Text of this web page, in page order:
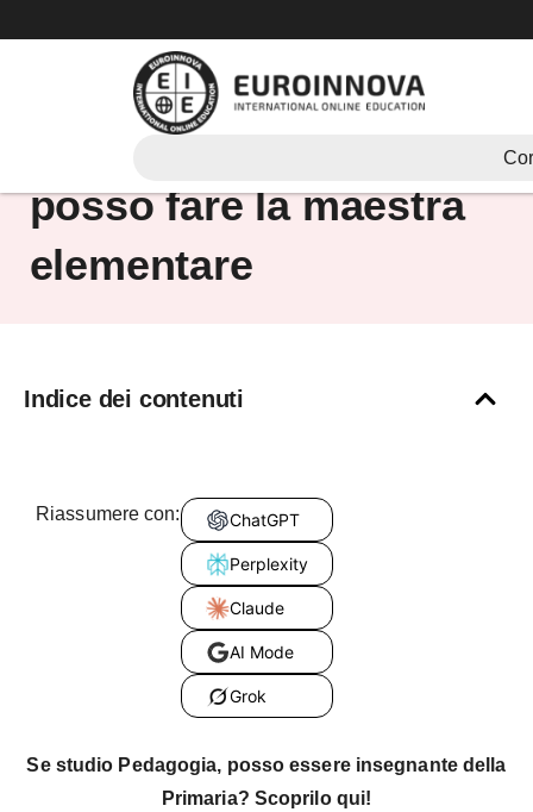
al
Se studio pedagogia
posso fare la maestra
elementare
Indice dei contenuti
Riassumere con: ChatGPT
Perplexity
Claude
AI Mode
Grok
Se studio Pedagogia, posso essere insegnante della
Primaria? Scoprilo qui!